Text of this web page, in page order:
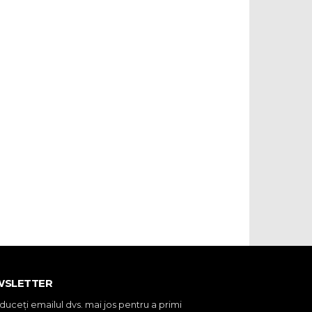
emailul dvs. mai jos pentru a primi